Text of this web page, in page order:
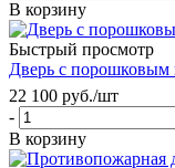
В корзину
Быстрый просмотр
Дверь с
22 100 руб./шт
-
В корзину